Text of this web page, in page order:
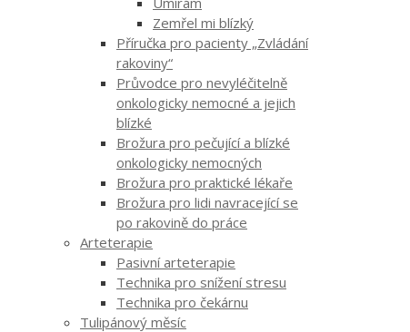
Zemřel mi blízký
Příručka pro pacienty „Zvládání
rakoviny“
Průvodce pro nevyléčitelně
onkologicky nemocné a jejich
blízké
Brožura pro pečující a blízké
onkologicky nemocných
Brožura pro praktické lékaře
Brožura pro lidi navracející se
po rakovině do práce
Arteterapie
Pasivní arteterapie
Technika pro snížení stresu
Technika pro čekárnu
Tulipánový měsíc